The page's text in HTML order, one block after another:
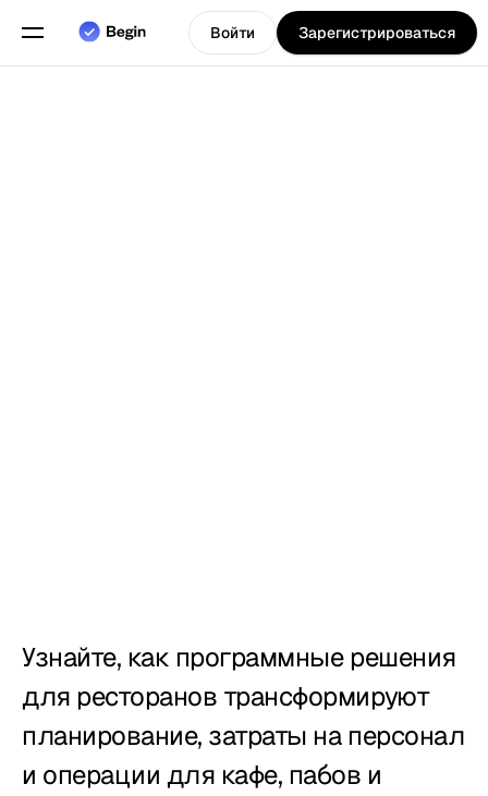
Создан для
приложение
Войти Зарегистрироваться
Узнайте, как программные решения
для ресторанов трансформируют
планирование, затраты на персонал
и операции для кафе, пабов и